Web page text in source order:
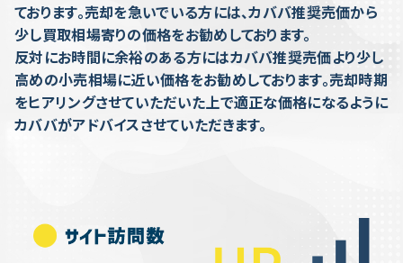
ております。売却を急いでいる方には、カババ推奨売価から
少し買取相場寄りの価格をお勧めしております。
反対にお時間に余裕のある方にはカババ推奨売価より少し
高めの小売相場に近い価格をお勧めしております。売却時期
をヒアリングさせていただいた上で適正な価格になるように
カババがアドバイスさせていただきます。